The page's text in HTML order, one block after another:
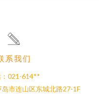
系我们
：021-614**
市连山区东城北路27-1F